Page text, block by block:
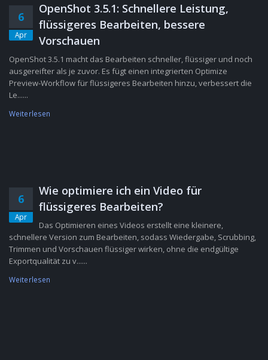
6
Apr
OpenShot 3.5.1: Schnellere Leistung,
flüssigeres Bearbeiten, bessere
Vorschauen
OpenShot 3.5.1 macht das Bearbeiten schneller, flüssiger und noch
ausgereifter als je zuvor. Es fügt einen integrierten Optimize
Preview-Workflow für flüssigeres Bearbeiten hinzu, verbessert die
Le......
Weiterlesen
6
Apr
Wie optimiere ich ein Video für
flüssigeres Bearbeiten?
Das Optimieren eines Videos erstellt eine kleinere,
schnellere Version zum Bearbeiten, sodass Wiedergabe, Scrubbing,
Trimmen und Vorschauen flüssiger wirken, ohne die endgültige
Exportqualität zu v......
Weiterlesen